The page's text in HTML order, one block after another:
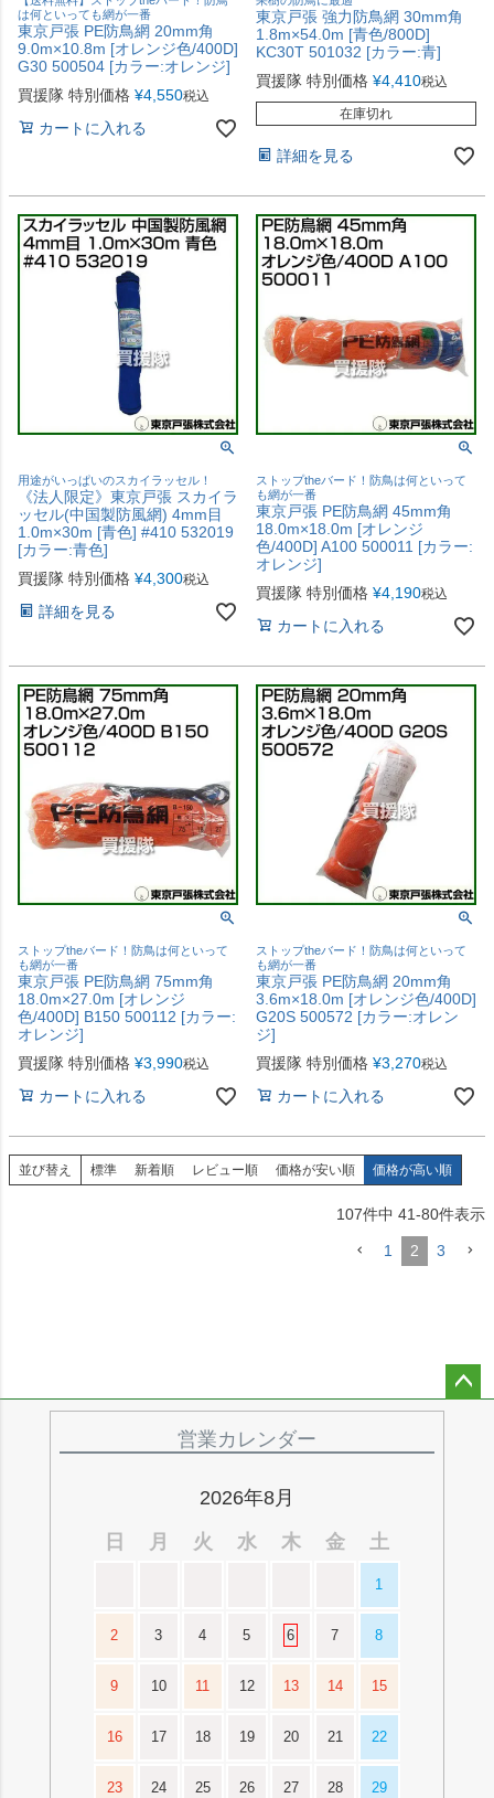
は何といっても網が一番
東京戸張 PE防鳥網 20mm角
9.0m×10.8m [オレンジ色/400D]
G30 500504 [カラー:オレンジ]
買援隊 特別価格 ¥4,550税込
カートに入れる
東京戸張 強力防鳥網 30mm角
1.8m×54.0m [青色/800D]
KC30T 501032 [カラー:青]
買援隊 特別価格 ¥4,410税込
在庫切れ
詳細を見る
用途がいっぱいのスカイラッセル！
《法人限定》東京戸張 スカイラ
ッセル(中国製防風網) 4mm目
1.0m×30m [青色] #410 532019
[カラー:青色]
買援隊 特別価格 ¥4,300税込
詳細を見る
ストップtheバード！防鳥は何といって
も網が一番
東京戸張 PE防鳥網 45mm角
18.0m×18.0m [オレンジ
色/400D] A100 500011 [カラー:
オレンジ]
買援隊 特別価格 ¥4,190税込
カートに入れる
ストップtheバード！防鳥は何といって
も網が一番
東京戸張 PE防鳥網 75mm角
18.0m×27.0m [オレンジ
色/400D] B150 500112 [カラー:
オレンジ]
買援隊 特別価格 ¥3,990税込
カートに入れる
ストップtheバード！防鳥は何といって
も網が一番
東京戸張 PE防鳥網 20mm角
3.6m×18.0m [オレンジ色/400D]
G20S 500572 [カラー:オレン
ジ]
買援隊 特別価格 ¥3,270税込
カートに入れる
並び替え 標準 新着順 レビュー順 価格が安い順 価格が高い順
107件中 41-80件表示
1 2 3
営業カレンダー
2026年8月
日
月 火 水 木 金 土
1
2 3 4 5 6 7 8
9 10 11 12 13 14 15
16 17 18 19 20 21 22
23 24 25 26 27 28 29